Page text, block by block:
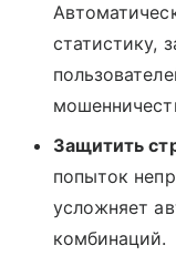
статистику,
Защитить
попыток
усложняет
комбинаций.